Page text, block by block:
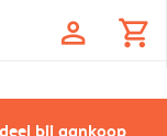
profile shopping_cart
bij aankoop